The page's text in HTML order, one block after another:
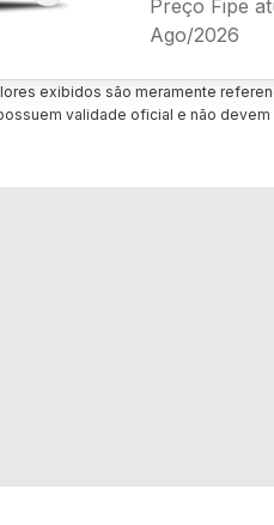
Preço Fipe
Ago/2026
exibidos são meramente
validade oficial e não